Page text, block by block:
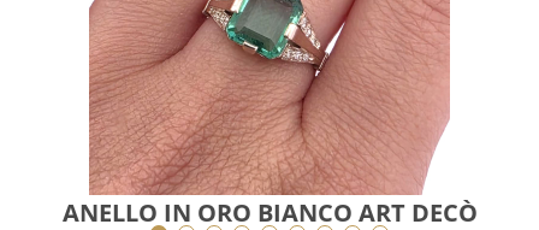
ANELLO IN ORO BIANCO ART DECÒ